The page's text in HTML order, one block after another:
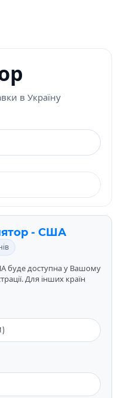
в Україну
- США
буде доступна у Вашому
Для інших країн